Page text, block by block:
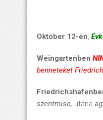
Október 12-én, É
Weingartenben
benneteket
szentmise, utána